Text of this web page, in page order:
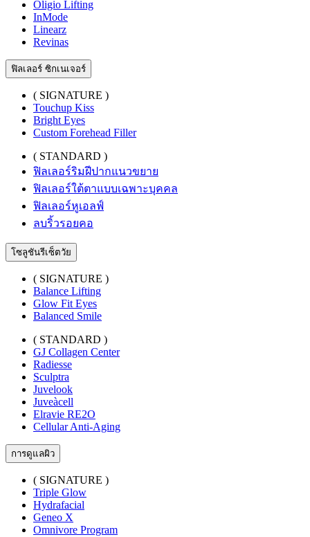
Oligio Lifting
InMode
Linearz
Revinas
ฟิลเลอร์ ซิกเนเจอร์
( SIGNATURE )
Touchup Kiss
Bright Eyes
Custom Forehead Filler
( STANDARD )
ฟิลเลอร์ริมฝีปากแนวขยาย
ฟิลเลอร์ใต้ตาแบบเฉพาะบุคคล
ฟิลเลอร์หูเอลฟ์
ลบริ้วรอยคอ
โซลูชันรีเซ็ตวัย
( SIGNATURE )
Balance Lifting
Glow Fit Eyes
Balanced Smile
( STANDARD )
GJ Collagen Center
Radiesse
Sculptra
Juvelook
Juveàcell
Elravie RE2O
Cellular Anti-Aging
การดูแลผิว
( SIGNATURE )
Triple Glow
Hydrafacial
Geneo X
Omnivore Program